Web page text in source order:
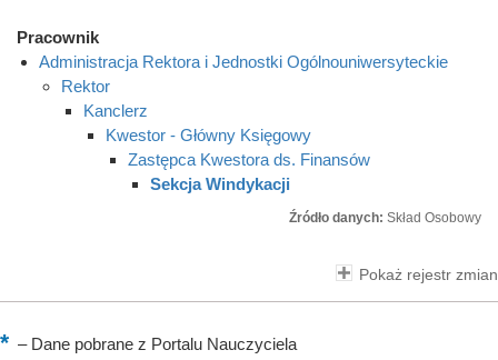
Pracownik
Administracja Rektora i Jednostki Ogólnouniwersyteckie
Rektor
Kanclerz
Kwestor - Główny Księgowy
Zastępca Kwestora ds. Finansów
Sekcja Windykacji
Źródło danych: Skład Osobowy
Pokaż rejestr zmian
–Dane pobrane z Portalu Nauczyciela